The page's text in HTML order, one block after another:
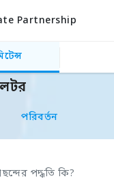
Partnership
পরিবর্তন
পদ্ধতি কি?